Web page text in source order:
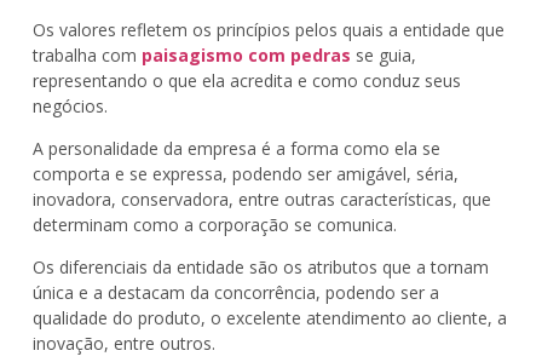
Os valores refletem os princípios pelos quais a entidade que
trabalha com paisagismo com pedras se guia,
representando o que ela acredita e como conduz seus
negócios.
A personalidade da empresa é a forma como ela se
comporta e se expressa, podendo ser amigável, séria,
inovadora, conservadora, entre outras características, que
determinam como a corporação se comunica.
Os diferenciais da entidade são os atributos que a tornam
única e a destacam da concorrência, podendo ser a
qualidade do produto, o excelente atendimento ao cliente, a
inovação, entre outros.